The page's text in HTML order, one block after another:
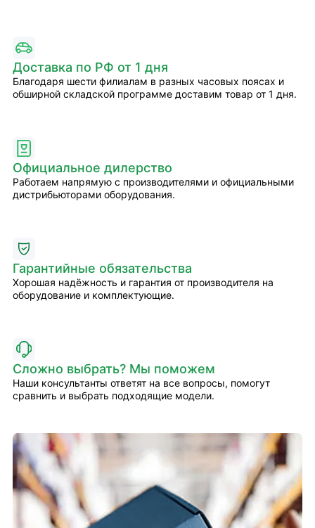
Доставка по РФ от 1 дня
Благодаря шести филиалам в разных часовых поясах и
обширной складской программе доставим товар от 1 дня.
Официальное дилерство
Работаем напрямую с производителями и официальными
дистрибьюторами оборудования.
Гарантийные обязательства
Хорошая надёжность и гарантия от производителя на
оборудование и комплектующие.
Сложно выбрать? Мы поможем
Наши консультанты ответят на все вопросы, помогут
сравнить и выбрать подходящие модели.